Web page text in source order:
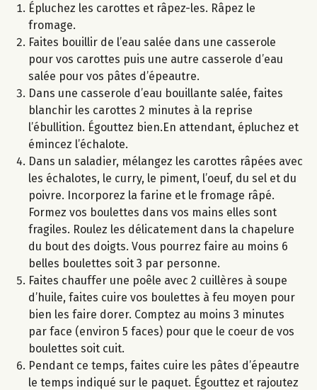
Épluchez les carottes et râpez-les. Râpez le
fromage.
Faites bouillir de l’eau salée dans une casserole
pour vos carottes puis une autre casserole d’eau
salée pour vos pâtes d’épeautre.
Dans une casserole d’eau bouillante salée, faites
blanchir les carottes 2 minutes à la reprise
l’ébullition. Égouttez bien.En attendant, épluchez et
émincez l’échalote.
Dans un saladier, mélangez les carottes râpées avec
les échalotes, le curry, le piment, l’oeuf, du sel et du
poivre. Incorporez la farine et le fromage râpé.
Formez vos boulettes dans vos mains elles sont
fragiles. Roulez les délicatement dans la chapelure
du bout des doigts. Vous pourrez faire au moins 6
belles boulettes soit 3 par personne.
Faites chauffer une poêle avec 2 cuillères à soupe
d’huile, faites cuire vos boulettes à feu moyen pour
bien les faire dorer. Comptez au moins 3 minutes
par face (environ 5 faces) pour que le coeur de vos
boulettes soit cuit.
Pendant ce temps, faites cuire les pâtes d’épeautre
le temps indiqué sur le paquet. Égouttez et rajoutez